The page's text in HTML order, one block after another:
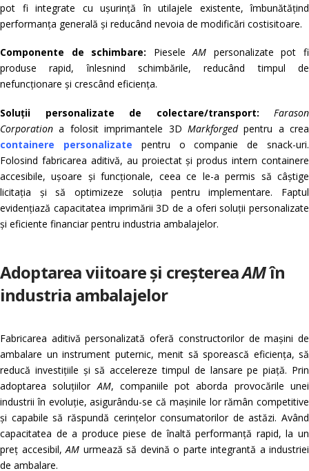
pot fi integrate cu ușurință în utilajele existente, îmbunătățind
performanța generală și reducând nevoia de modificări costisitoare.
Componente de schimbare: PieseleAM personalizate pot fi
produse rapid, înlesnind schimbările, reducând timpul de
nefuncționare și crescând eficiența.
Soluții personalizate de colectare/transport: Farason
Corporation a folosit imprimantele 3D Markforgedpentru a crea
containere personalizate pentru o companie de snack-uri.
Folosind fabricarea aditivă, au proiectat și produs intern containere
accesibile, ușoare și funcționale, ceea ce le-a permis să câștige
licitația și să optimizeze soluția pentru implementare. Faptul
evidențiază capacitatea imprimării 3D de a oferi soluții personalizate
și eficiente financiar pentru industria ambalajelor.
Adoptarea viitoare și creștereaAMîn
industria ambalajelor
Fabricarea aditivă personalizată oferă constructorilor de mașini de
ambalare un instrument puternic, menit să sporească eficiența, să
reducă investițiile și să accelereze timpul de lansare pe piață. Prin
adoptarea soluțiilor AM, companiile pot aborda provocările unei
industrii în evoluție, asigurându-se că mașinile lor rămân competitive
și capabile să răspundă cerințelor consumatorilor de astăzi. Având
capacitatea de a produce piese de înaltă performanță rapid, la un
preț accesibil, AM urmează să devină o parte integrantă a industriei
de ambalare.